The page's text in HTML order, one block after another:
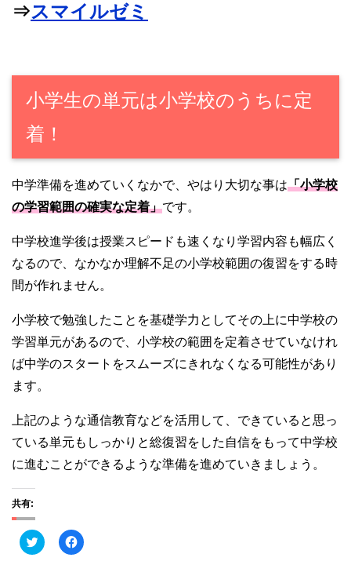
⇒スマイルゼミ
小学生の単元は小学校のうちに定
着！
中学準備を進めていくなかで、やはり大切な事は「小学校
の学習範囲の確実な定着」です。
中学校進学後は授業スピードも速くなり学習内容も幅広く
なるので、なかなか理解不足の小学校範囲の復習をする時
間が作れません。
小学校で勉強したことを基礎学力としてその上に中学校の
学習単元があるので、小学校の範囲を定着させていなけれ
ば中学のスタートをスムーズにきれなくなる可能性があり
ます。
上記のような通信教育などを活用して、できていると思っ
ている単元もしっかりと総復習をした自信をもって中学校
に進むことができるような準備を進めていきましょう。
共有:
ク
リ
F
a